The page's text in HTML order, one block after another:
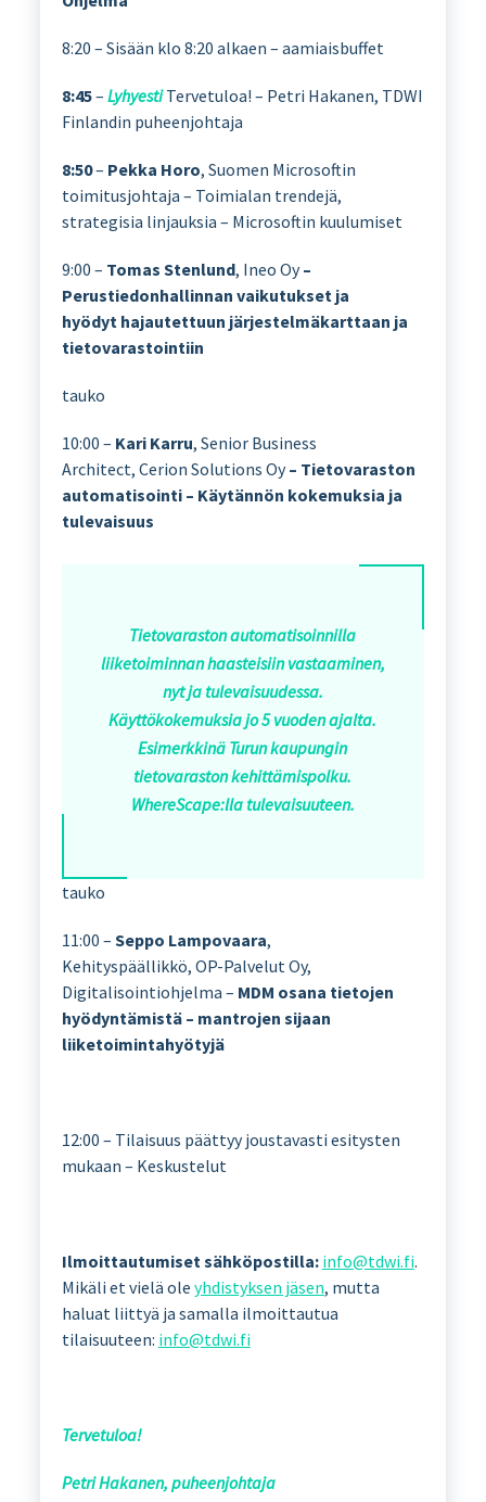
8:20 – Sisään klo 8:20 alkaen – aamiaisbuffet
8:45– LyhyestiTervetuloa! – Petri Hakanen, TDWI
Finlandin puheenjohtaja
8:50– Pekka Horo, Suomen Microsoftin
toimitusjohtaja – Toimialan trendejä,
strategisia linjauksia – Microsoftin kuulumiset
9:00 – Tomas Stenlund, Ineo Oy–
Perustiedonhallinnan vaikutukset ja
hyödyt hajautettuun järjestelmäkarttaan ja
tietovarastointiin
tauko
10:00 – Kari Karru, Senior Business
Architect, Cerion Solutions Oy– Tietovaraston
automatisointi – Käytännön kokemuksia ja
tulevaisuus
Tietovaraston automatisoinnilla
liiketoiminnan haasteisiin vastaaminen,
nyt ja tulevaisuudessa.
Käyttökokemuksia jo 5 vuoden ajalta.
Esimerkkinä Turun kaupungin
tietovaraston kehittämispolku.
WhereScape:lla tulevaisuuteen.
tauko
11:00 – Seppo Lampovaara,
Kehityspäällikkö, OP-Palvelut Oy,
Digitalisointiohjelma – MDM osana tietojen
hyödyntämistä – mantrojen sijaan
liiketoimintahyötyjä
12:00 – Tilaisuus päättyy joustavasti esitysten
mukaan – Keskustelut
Ilmoittautumiset sähköpostilla: info@tdwi.fi.
Mikäli et vielä ole yhdistyksen jäsen, mutta
haluat liittyä ja samalla ilmoittautua
tilaisuuteen: info@tdwi.fi
Tervetuloa!
Petri Hakanen, puheenjohtaja